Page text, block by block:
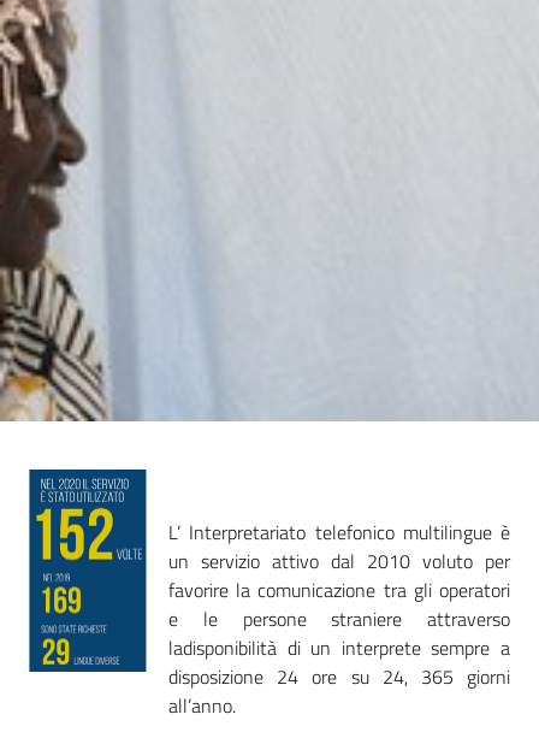
Mappa
degli
Stakeholders
Seguici
su
L’ Interpretariato telefonico multilingue è
un servizio attivo dal 2010 voluto per
favorire la comunicazione tra gli operatori
e le persone straniere attraverso
ladisponibilità di un interprete sempre a
disposizione 24 ore su 24, 365 giorni
all’anno.